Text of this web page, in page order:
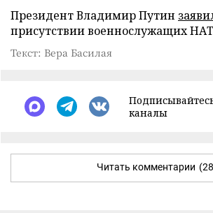
Президент Владимир Путин
присутствии военнослужащих
Текст: Вера Басилая
каналы
Читать комментарии